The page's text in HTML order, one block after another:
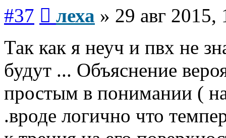
#37 леха » 29 авг 2015,
Так как я неуч и пвх не
будут ... Объяснение
простым в понимании (
.вроде логично что